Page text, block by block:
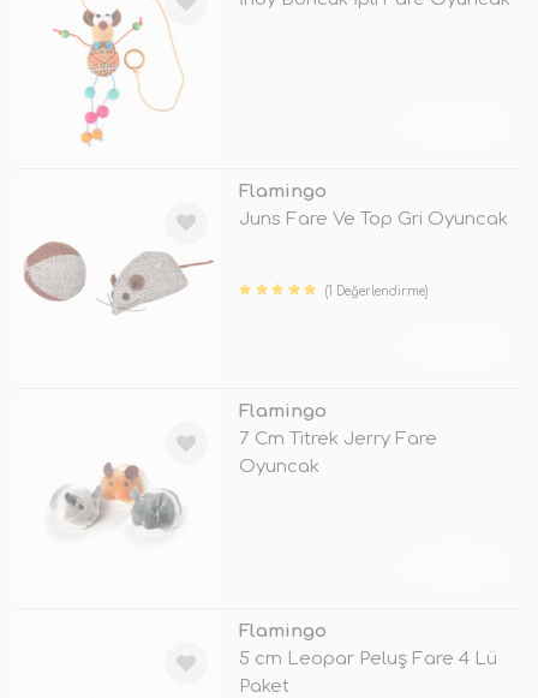
Flamingo
Juns Fare Ve Top Gri Oyuncak
(1 Değerlendirme)
Flamingo
7 Cm Titrek Jerry Fare
Oyuncak
Flamingo
5 cm Leopar Peluş Fare 4 Lü
Paket